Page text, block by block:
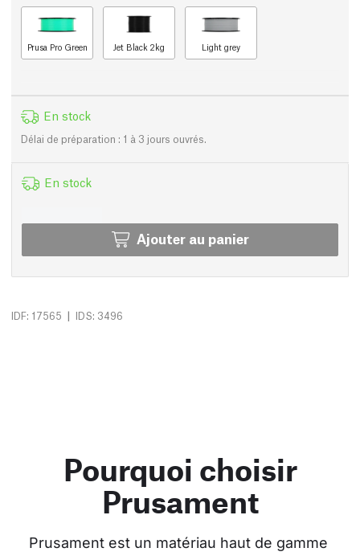
Prusa Pro Green Jet Black 2kg Light grey
En stock
Délai de préparation : 1 à 3 jours ouvrés.
En stock
Ajouter au panier
IDF: 17565 | IDS: 3496
Pourquoi choisir
Prusament
Prusament est un matériau haut de gamme